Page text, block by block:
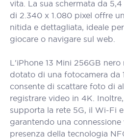
vita. La sua schermata da
di 2.340 x 1.080 pixel offre
nitida e dettagliata, ideale
giocare o navigare sul web.
L'iPhone 13 Mini 256GB
dotato di una fotocamera da
consente di scattare foto di
registrare video in 4K.
supporta la rete 5G, il Wi-Fi
garantendo una connessione
presenza della tecnologia